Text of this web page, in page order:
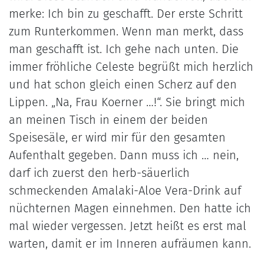
merke: Ich bin zu geschafft. Der erste Schritt
zum Runterkommen. Wenn man merkt, dass
man geschafft ist. Ich gehe nach unten. Die
immer fröhliche Celeste begrüßt mich herzlich
und hat schon gleich einen Scherz auf den
Lippen. „Na, Frau Koerner …!“. Sie bringt mich
an meinen Tisch in einem der beiden
Speisesäle, er wird mir für den gesamten
Aufenthalt gegeben. Dann muss ich … nein,
darf ich zuerst den herb-säuerlich
schmeckenden Amalaki-Aloe Vera-Drink auf
nüchternen Magen einnehmen. Den hatte ich
mal wieder vergessen. Jetzt heißt es erst mal
warten, damit er im Inneren aufräumen kann.